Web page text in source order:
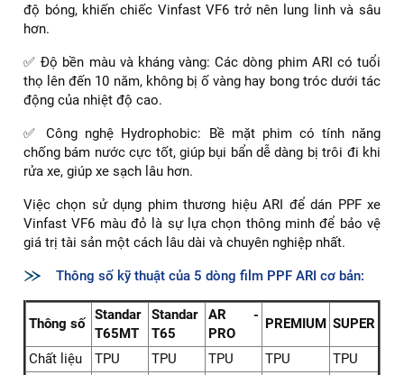
độ bóng, khiến chiếc Vinfast VF6 trở nên lung linh và sâu
hơn.
✅ Độ bền màu và kháng vàng: Các dòng phim ARI có tuổi
thọ lên đến 10 năm, không bị ố vàng hay bong tróc dưới tác
động của nhiệt độ cao.
✅ Công nghệ Hydrophobic: Bề mặt phim có tính năng
chống bám nước cực tốt, giúp bụi bẩn dễ dàng bị trôi đi khi
rửa xe, giúp xe sạch lâu hơn.
Việc chọn sử dụng phim thương hiệu ARI để dán PPF xe
Vinfast VF6 màu đỏ là sự lựa chọn thông minh để bảo vệ
giá trị tài sản một cách lâu dài và chuyên nghiệp nhất.
Thông số kỹ thuật của 5 dòng film PPF ARI cơ bản:
Thông số
Standar
T65MT
Standar
T65
AR -
PRO
PREMIUM SUPER
Chất liệu TPU TPU TPU TPU
TPU